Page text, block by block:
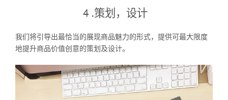
4 .策划，设计
我们将引导出最恰当的展现商品魅力的形式，提供可最大限度
地提升商品价值创意的策划及设计。